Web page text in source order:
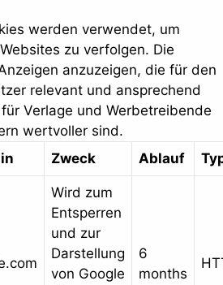
werden verwendet, um
zu verfolgen. Die
anzuzeigen, die für den
relevant und ansprechend
Verlage und Werbetreibende
wertvoller sind.
Zweck Ablauf
Wird zum
Entsperren
und zur
Darstellung
von Google
6
months